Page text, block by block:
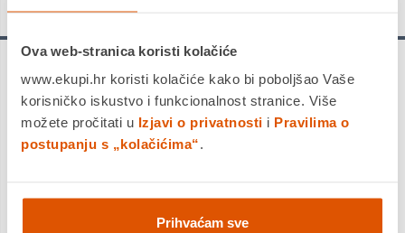
Ova web-stranica koristi kolačiće
www.ekupi.hr koristi kolačiće kako bi poboljšao Vaše
korisničko iskustvo i funkcionalnost stranice. Više
možete pročitati u Izjavi o privatnosti i Pravilima o
postupanju s „kolačićima“.
Prihvaćam sve
Napajanje (Power Delivery)
130W (Dell sustavi)